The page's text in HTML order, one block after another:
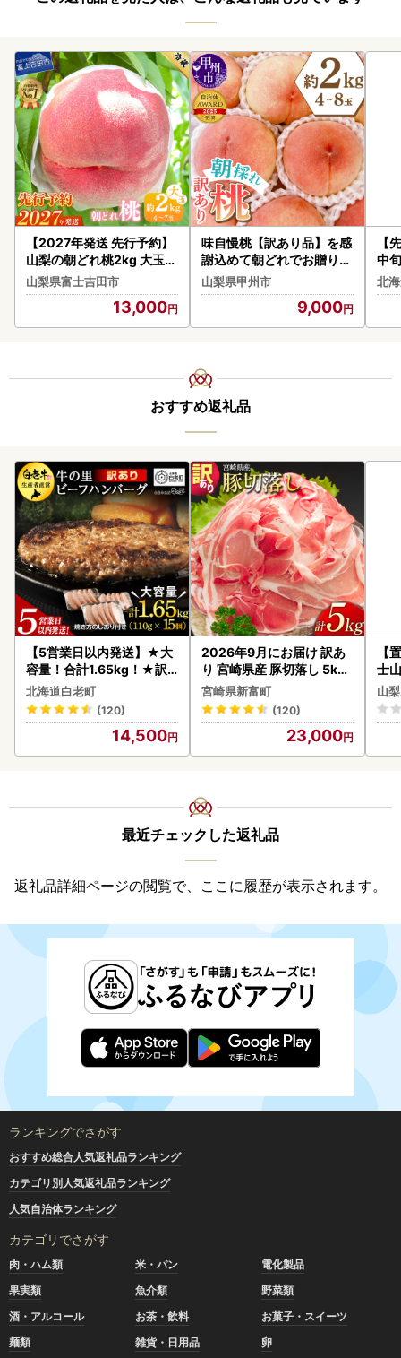
【2027年発送 先行予約】
山梨の朝どれ桃2kg 大玉4
玉～7玉 もも フルーツ
山梨県富士吉田市
13,000
味自慢桃【訳あり品】を感
謝込めて朝どれでお贈りし
ます！約2kg（4～8玉）【
2026年発送】（LMS）A
07-415 桃 フルーツ
山梨県甲州市
9,000
【
中
国
kg
北
おすすめ返礼品
【5営業日以内発送】★大
容量！合計1.65kg！★訳
あり・牛の里ビーフハンバ
ーグ(110ｇ5枚入）×3 AG
058
北海道白老町
(120)
14,500
2026年9月にお届け 訳あ
り 宮崎県産 豚切落し 5kg
C325-2506-2609
宮崎県新富町
(120)
23,000
【
士
山
最近チェックした返礼品
返礼品詳細ページの閲覧で、ここに履歴が表示されます。
ランキングでさがす
おすすめ総合人気返礼品ランキング
カテゴリ別人気返礼品ランキング
人気自治体ランキング
カテゴリでさがす
肉・ハム類 米・パン
電化製品
果実類
魚介類
野菜類
酒・アルコール
お茶・飲料
お菓子・スイーツ
麺類
雑貨・日用品
卵